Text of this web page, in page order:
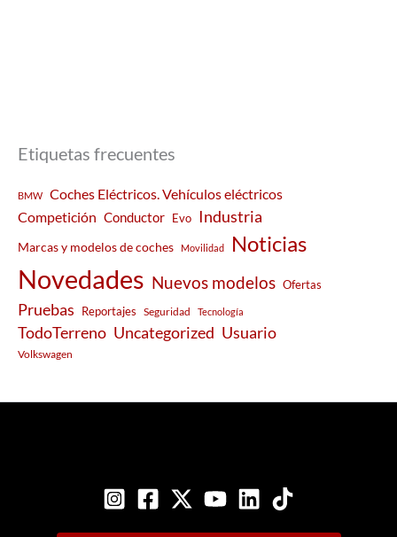
Etiquetas frecuentes
BMW
Coches Eléctricos. Vehículos eléctricos
Competición Conductor Evo Industria
Marcas y modelos de coches Movilidad Noticias
Novedades Nuevos modelos Ofertas
Pruebas Reportajes Seguridad Tecnología
TodoTerreno Uncategorized Usuario
Volkswagen